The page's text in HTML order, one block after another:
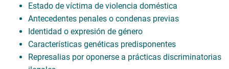
Estado de víctima de violencia doméstica
Antecedentes penales o condenas previas
Identidad o expresión de género
Características genéticas predisponentes
Represalias por oponerse a prácticas discriminatorias